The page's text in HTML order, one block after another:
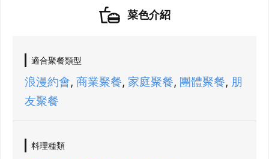
菜色介紹
適合聚餐類型
浪漫約會, 商業聚餐, 家庭聚餐, 團體聚餐, 朋
友聚餐
料理種類